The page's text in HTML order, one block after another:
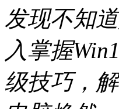
发现不知
入掌握
级技巧，